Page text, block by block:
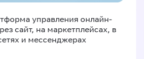
управления онлайн-
сайт, на маркетплейсах, в
и мессенджерах